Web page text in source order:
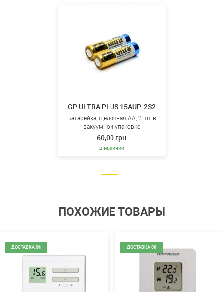
GP ULTRA PLUS 15AUP-2S2
Батарейка, щелочная AA, 2 шт в
вакуумной упаковке
60,00 грн
в наличии
ПОХОЖИЕ ТОВАРЫ
ДОСТАВКА 0₴ ДОСТАВКА 0₴